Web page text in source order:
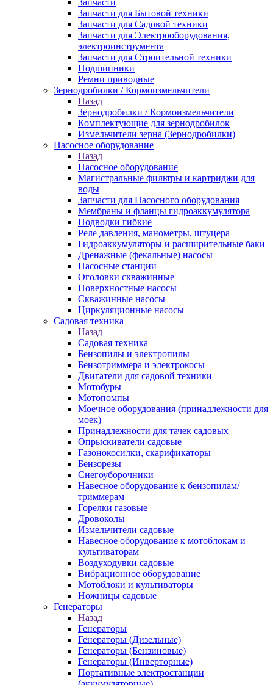
Запчасти
Запчасти для Бытовой техники
Запчасти для Садовой техники
Запчасти для Электрооборудования,
электроинструмента
Запчасти для Строительной техники
Подшипники
Ремни приводные
Зернодробилки / Кормоизмельчители
Назад
Зернодробилки / Кормоизмельчители
Комплектующие для зернодробилок
Измельчители зерна (Зернодробилки)
Насосное оборудование
Назад
Насосное оборудование
Магистральные фильтры и картриджи для
воды
Запчасти для Насосного оборудования
Мембраны и фланцы гидроаккумулятора
Подводки гибкие
Реле давления, манометры, штуцера
Гидроаккумуляторы и расширительные баки
Дренажные (фекальные) насосы
Насосные станции
Оголовки скважинные
Поверхностные насосы
Скважинные насосы
Циркуляционные насосы
Садовая техника
Назад
Садовая техника
Бензопилы и электропилы
Бензотриммера и электрокосы
Двигатели для садовой техники
Мотобуры
Мотопомпы
Моечное оборудования (принадлежности для
моек)
Принадлежности для тачек садовых
Опрыскиватели садовые
Газонокосилки, скарификаторы
Бензорезы
Снегоуборочники
Навесное оборудование к бензопилам/
триммерам
Горелки газовые
Дровоколы
Измельчители садовые
Навесное оборудование к мотоблокам и
культиваторам
Воздуходувки садовые
Вибрационное оборудование
Мотоблоки и культиваторы
Ножницы садовые
Генераторы
Назад
Генераторы
Генераторы (Дизельные)
Генераторы (Бензиновые)
Генераторы (Инверторные)
Портативные электростанции